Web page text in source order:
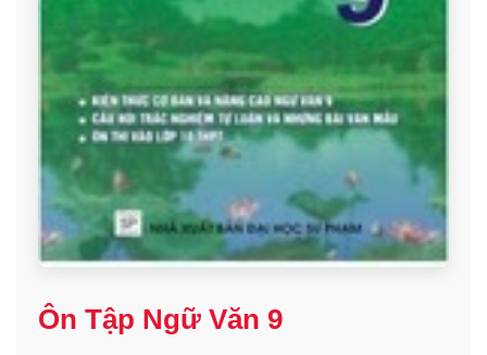
Ôn Tập Ngữ Văn 9